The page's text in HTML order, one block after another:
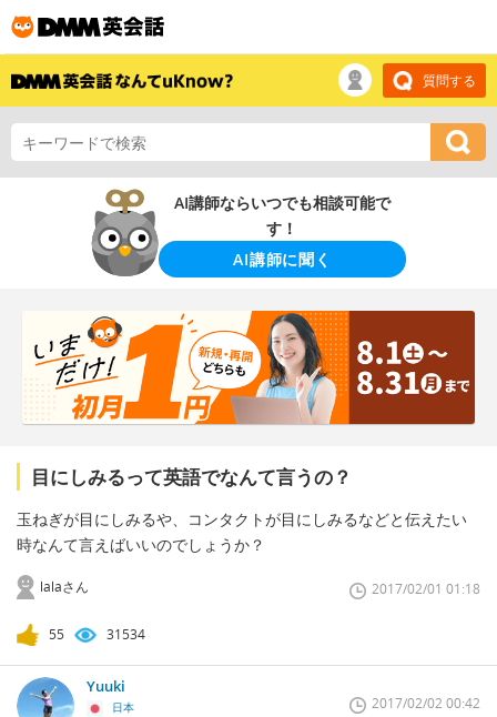
質問する
AI講師ならいつでも相談可能で
す！
AI講師に聞く
目にしみるって英語でなんて言うの？
玉ねぎが目にしみるや、コンタクトが目にしみるなどと伝えたい
時なんて言えばいいのでしょうか？
lalaさん 2017/02/01 01:18
55 31534
Yuuki
日本 2017/02/02 00:42